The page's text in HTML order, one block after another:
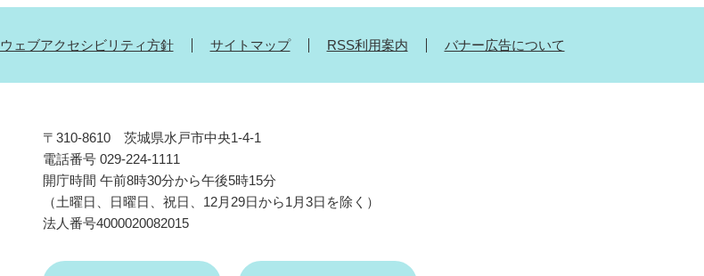
ウェブアクセシビリティ方針 サイトマップ RSS利用案内 バナー広告について
〒310-8610 茨城県水戸市中央1-4-1
電話番号 029-224-1111
開庁時間 午前8時30分から午後5時15分
（土曜日、日曜日、祝日、12月29日から1月3日を除く）
法人番号4000020082015